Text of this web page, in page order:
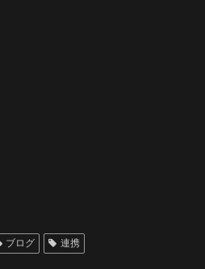
ブログ 連携